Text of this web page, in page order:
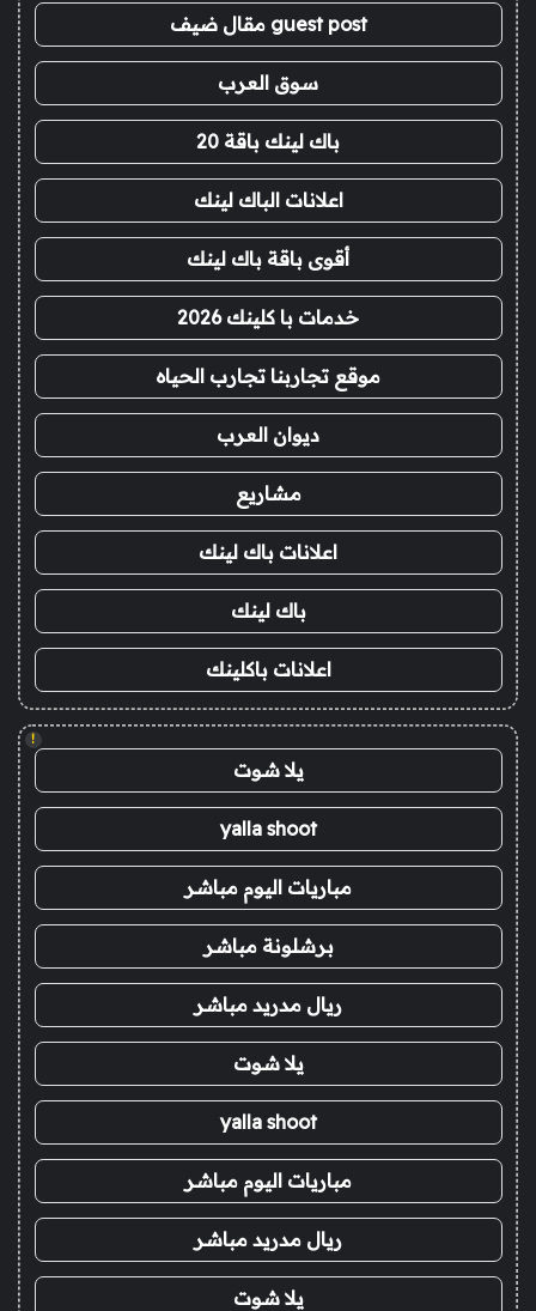
guest post مقال ضيف
سوق العرب
باك لينك باقة 20
اعلانات الباك لينك
أقوى باقة باك لينك
خدمات با كلينك 2026
موقع تجاربنا تجارب الحياه
ديوان العرب
مشاريع
اعلانات باك لينك
باك لينك
اعلانات باكلينك
!
يلا شوت
yalla shoot
مباريات اليوم مباشر
برشلونة مباشر
ريال مدريد مباشر
يلا شوت
yalla shoot
مباريات اليوم مباشر
ريال مدريد مباشر
يلا شوت